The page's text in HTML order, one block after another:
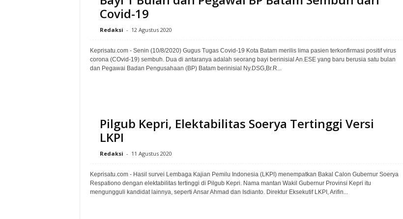
Covid-19
Redaksi - 12 Agustus 2020
Keprisatu.com - Senin (10/8/2020) Gugus Tugas Covid-19 Kota Batam merilis lima pasien terkonfirmasi positif virus
corona (COvid-19) sembuh. Dua di antaranya adalah seorang bayi berinisial An.ESE yang baru berusia satu bulan
dan Pegawai Badan Pengusahaan (BP) Batam berinisial Ny.DSG,Br.R...
Pilgub Kepri, Elektabilitas Soerya Tertinggi Versi
LKPI
Redaksi - 11 Agustus 2020
Keprisatu.com - Hasil survei Lembaga Kajian Pemilu Indonesia (LKPI) menempatkan Bakal Calon Gubernur Soerya
Respationo dengan elektabilitas tertinggi di Pilgub Kepri. Nama mantan Wakil Gubernur Provinsi Kepri itu
mengungguli kandidat lainnya, seperti Ansar Ahmad dan Isdianto. Direktur Eksekutif LKPI, Arifin...